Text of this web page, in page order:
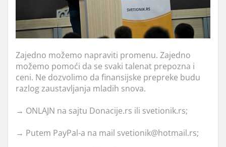
Zajedno možemo napraviti promenu. Zajedno
možemo pomoći da se svaki talenat prepozna i
ceni. Ne dozvolimo da finansijske prepreke budu
razlog zaustavljanja mladih snova.
→ ONLAJN na sajtu Donacije.rs ili svetionik.rs;
→ Putem PayPal-a na mail svetionik@hotmail.rs;